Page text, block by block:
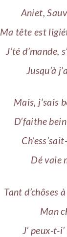
Aniet,
Ma tête est
J’té d’mande,
Jusqu’à
Mais, j’sais
D’faithe
Dé vaie
Tant d’chôses
Man
J’ peux-t-